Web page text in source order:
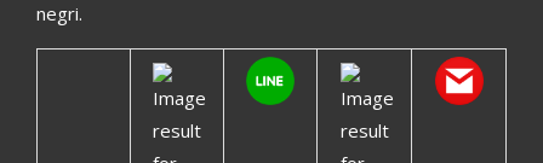
negri.